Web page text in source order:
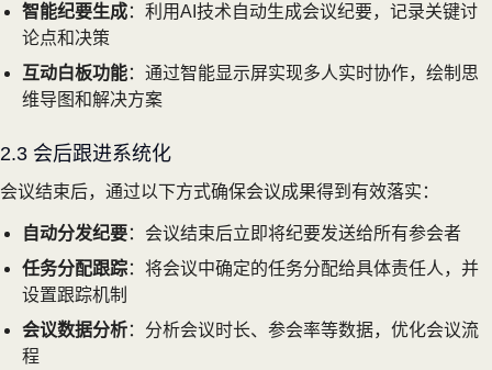
智能纪要生成：利用AI技术自动生成会议纪要，记录关键讨
论点和决策
互动白板功能：通过智能显示屏实现多人实时协作，绘制思
维导图和解决方案
2.3 会后跟进系统化
会议结束后，通过以下方式确保会议成果得到有效落实：
自动分发纪要：会议结束后立即将纪要发送给所有参会者
任务分配跟踪：将会议中确定的任务分配给具体责任人，并
设置跟踪机制
会议数据分析：分析会议时长、参会率等数据，优化会议流
程